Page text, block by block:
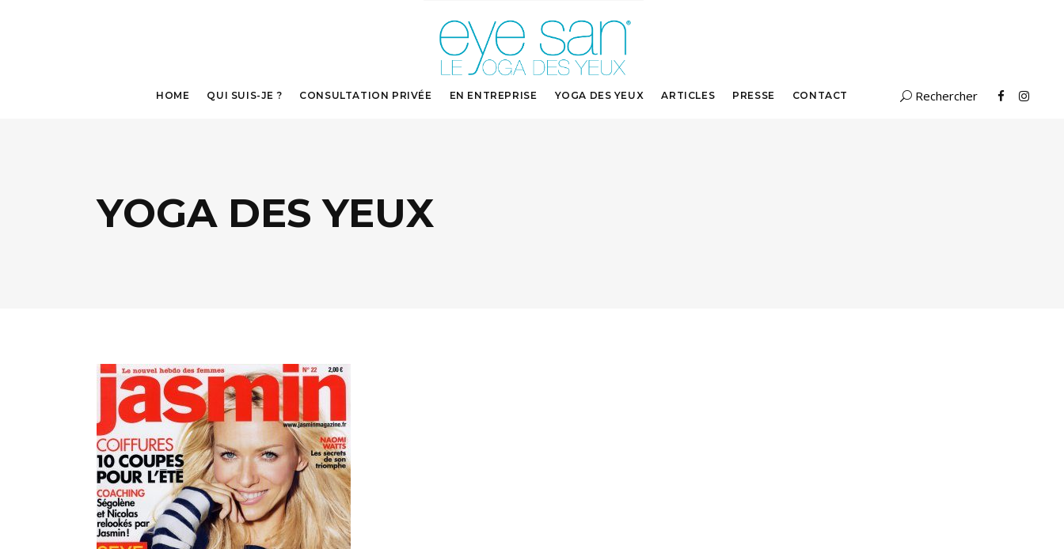
HOME QUI SUIS-JE ? CONSULTATION PRIVÉE EN ENTREPRISE YOGA DES YEUX
LA « RESPIRATION »
LE « SEMAPHORE » POUR
ARTICLES PRESSE CONTACT
YOGA DES YEUX